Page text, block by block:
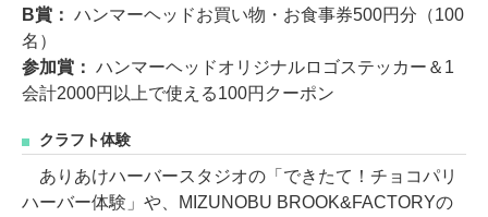
B賞： ハンマーヘッドお買い物・お食事券500円分（100
名）
参加賞： ハンマーヘッドオリジナルロゴステッカー＆1
会計2000円以上で使える100円クーポン
クラフト体験
ありあけハーバースタジオの「できたて！チョコパリ
ハーバー体験」や、MIZUNOBU BROOK&FACTORYの